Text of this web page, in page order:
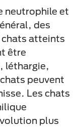
neutrophile et
des
chats atteints
être
léthargie,
peuvent
Les chats
plus